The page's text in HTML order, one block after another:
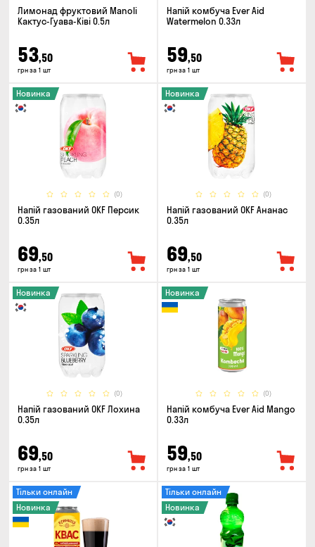
Лимонад фруктовий Manoli
Кактус-Гуава-Ківі 0.5л
53,50
грн за 1 шт
Напій комбуча Ever Aid
Watermelon 0.33л
59,50
грн за 1 шт
(0)
Новинка
Напій газований OKF Персик
0.35л
69,50
грн за 1 шт
(0)
Новинка
Напій газований OKF Ананас
0.35л
69,50
грн за 1 шт
(0)
Новинка
Напій газований OKF Лохина
0.35л
69,50
грн за 1 шт
(0)
Новинка
Напій комбуча Ever Aid Mango
0.33л
59,50
грн за 1 шт
Тільки онлайн
Новинка
Тільки онлайн
Новинка